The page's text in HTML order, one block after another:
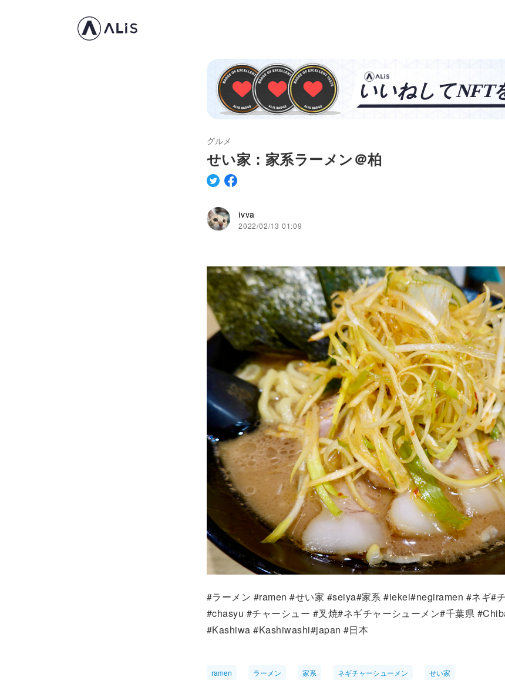
グルメ
せい家：家系ラーメン＠柏
ivva
2022/02/13 01:09
#ラーメン #ramen #せい家 #seiya#家系 #iekei#negiramen #ネギ#
#chasyu #チャーシュー #叉焼#ネギチャーシューメン#千葉県
#Kashiwa #Kashiwashi#japan #日本
ramen ラーメン 家系 ネギチャーシューメン せい家